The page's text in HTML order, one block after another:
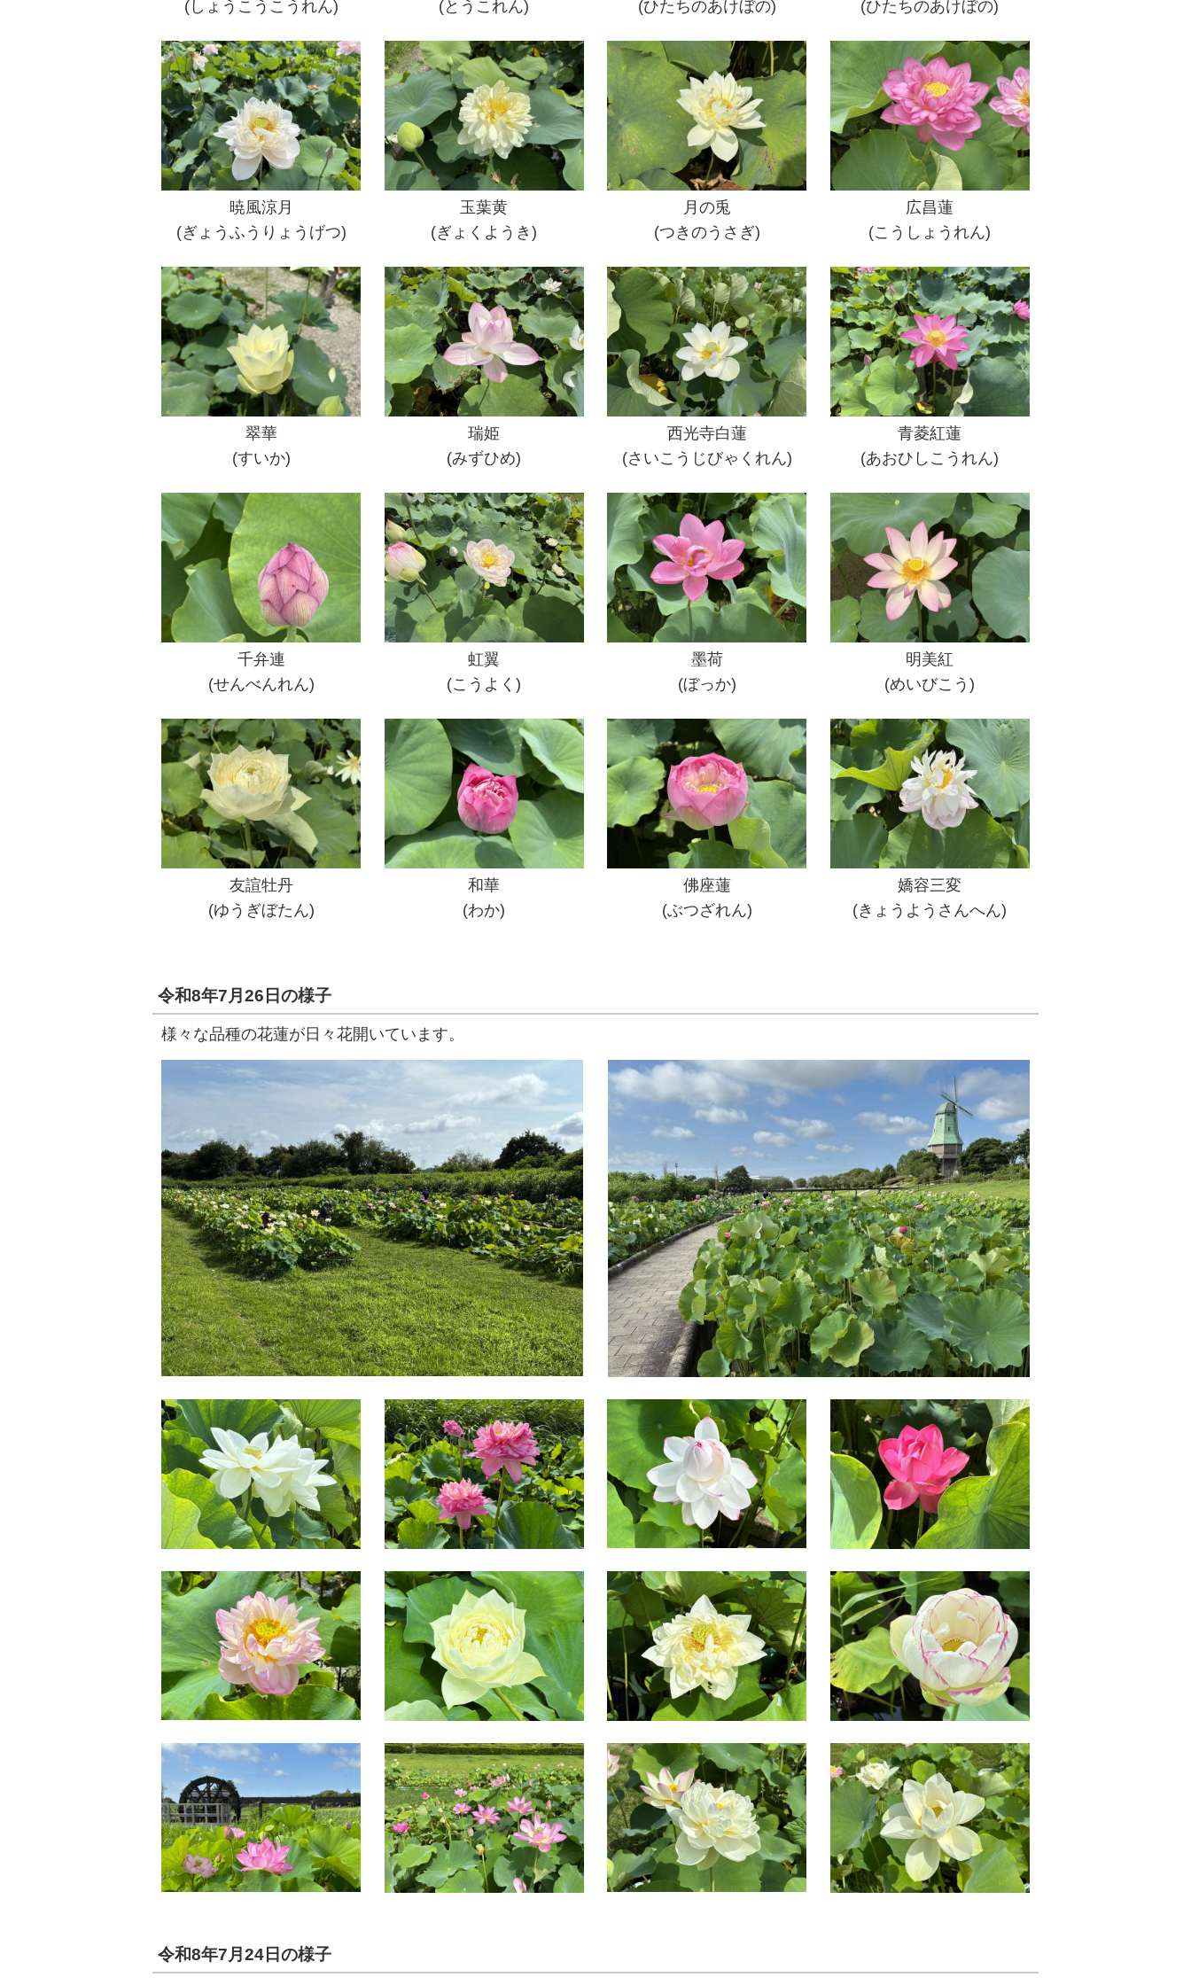
(しょうこうこうれん) (とうこれん) (ひたちのあけぼの) (ひたちのあけぼの)
暁風涼月
(ぎょうふうりょうげつ)
玉葉黄
(ぎょくようき)
月の兎
(つきのうさぎ)
広昌蓮
(こうしょうれん)
翠華
(すいか)
瑞姫
(みずひめ)
西光寺白蓮
(さいこうじびゃくれん)
青菱紅蓮
(あおひしこうれん)
千弁連
(せんべんれん)
虹翼
(こうよく)
墨荷
(ぼっか)
明美紅
(めいびこう)
友諠牡丹
(ゆうぎぼたん)
和華
(わか)
佛座蓮
(ぶつざれん)
嬌容三変
(きょうようさんへん)
令和8年7月26日の様子
様々な品種の花蓮が日々花開いています。
令和8年7月24日の様子